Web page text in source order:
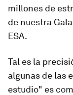
millones de
de nuestra
ESA.
Tal es la
algunas de las
estudio" es